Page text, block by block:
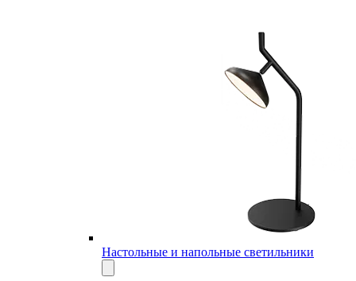
Настольные и напольные светильники